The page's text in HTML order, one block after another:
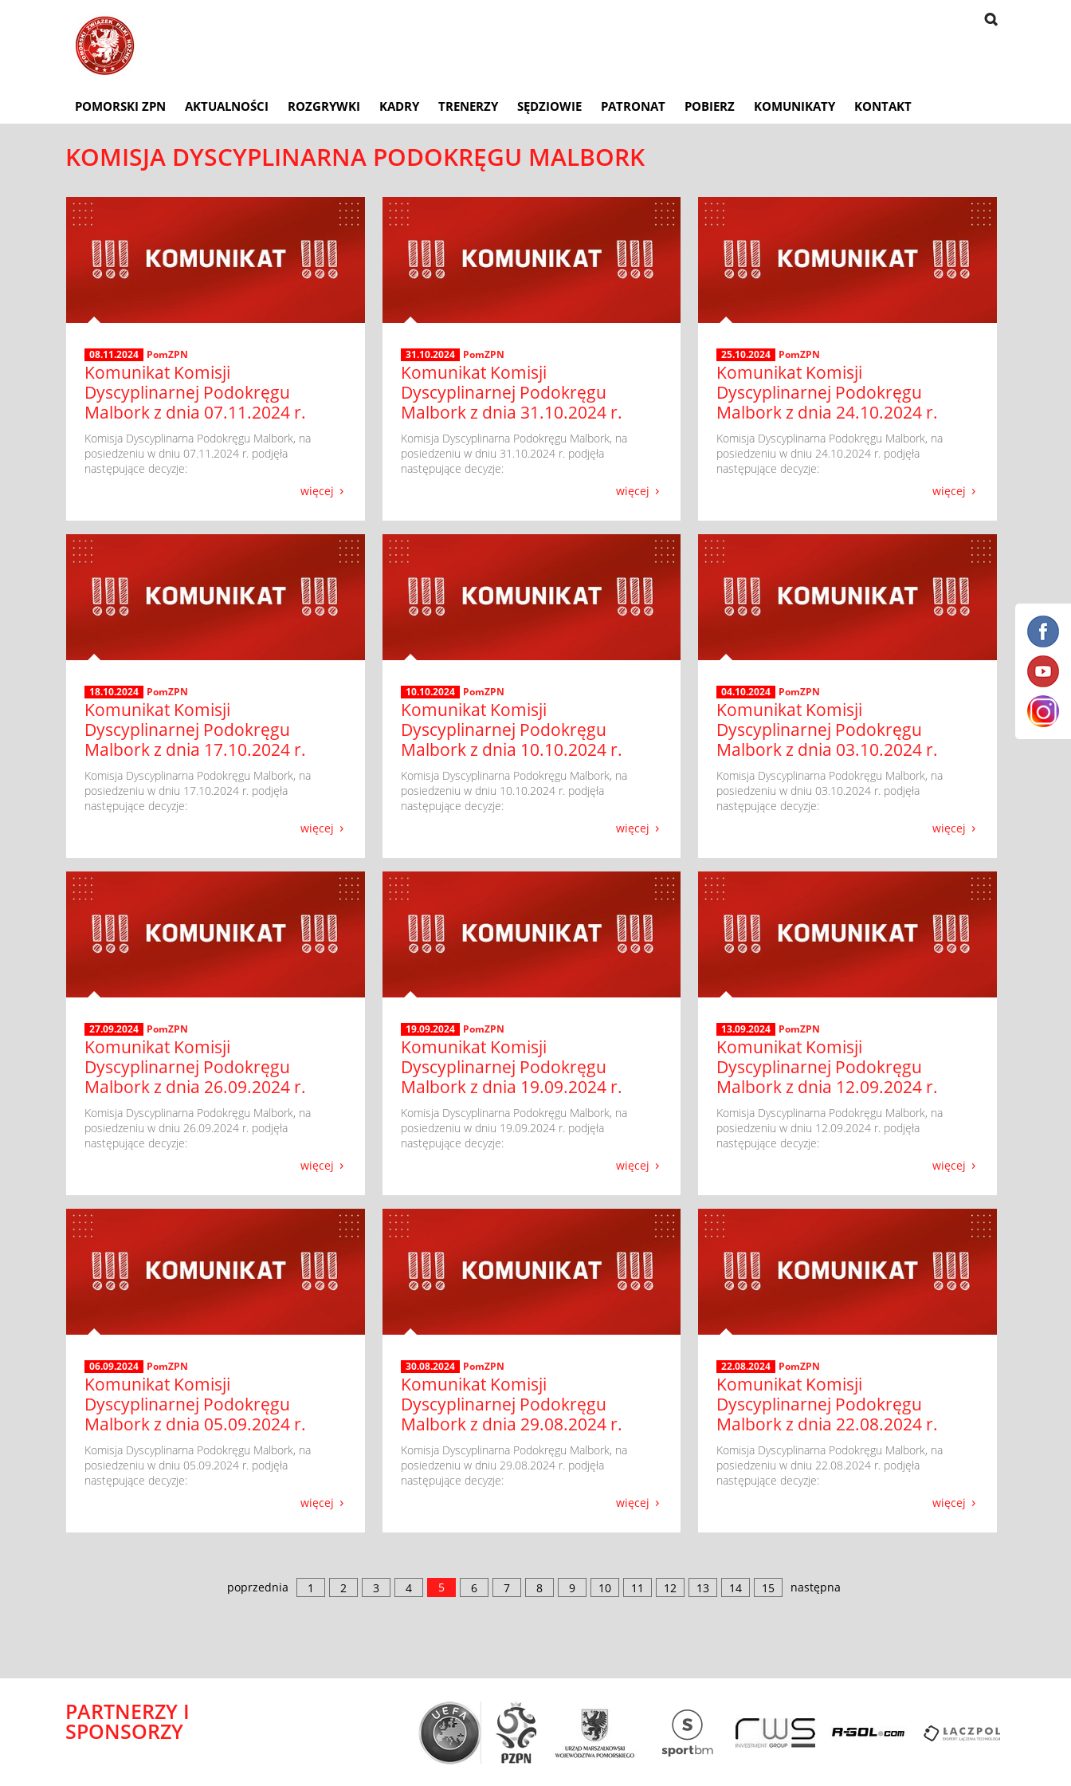
POMORSKI ZPN AKTUALNOŚCI ROZGRYWKI KADRY TRENERZY SĘDZIOWIE PATRONAT POBIERZ KOMUNIKATY KONTAKT
KOMISJA DYSCYPLINARNA PODOKRĘGU MALBORK
08.11.2024 PomZPN
Komunikat Komisji
Dyscyplinarnej Podokręgu
Malbork z dnia 07.11.2024 r.
​ Komisja Dyscyplinarna Podokręgu Malbork, na
posiedzeniu w dniu 07.11.2024 r. podjęła
następujące decyzje:
więcej
31.10.2024 PomZPN
Komunikat Komisji
Dyscyplinarnej Podokręgu
Malbork z dnia 31.10.2024 r.
​ Komisja Dyscyplinarna Podokręgu Malbork, na
posiedzeniu w dniu 31.10.2024 r. podjęła
następujące decyzje:
więcej
25.10.2024 PomZPN
Komunikat Komisji
Dyscyplinarnej Podokręgu
Malbork z dnia 24.10.2024 r.
​ Komisja Dyscyplinarna Podokręgu Malbork, na
posiedzeniu w dniu 24.10.2024 r. podjęła
następujące decyzje:
więcej
18.10.2024 PomZPN
Komunikat Komisji
Dyscyplinarnej Podokręgu
Malbork z dnia 17.10.2024 r.
​ Komisja Dyscyplinarna Podokręgu Malbork, na
posiedzeniu w dniu 17.10.2024 r. podjęła
następujące decyzje:
więcej
10.10.2024 PomZPN
Komunikat Komisji
Dyscyplinarnej Podokręgu
Malbork z dnia 10.10.2024 r.
​ Komisja Dyscyplinarna Podokręgu Malbork, na
posiedzeniu w dniu 10.10.2024 r. podjęła
następujące decyzje:
więcej
04.10.2024 PomZPN
Komunikat Komisji
Dyscyplinarnej Podokręgu
Malbork z dnia 03.10.2024 r.
​ Komisja Dyscyplinarna Podokręgu Malbork, na
posiedzeniu w dniu 03.10.2024 r. podjęła
następujące decyzje:
więcej
27.09.2024 PomZPN
Komunikat Komisji
Dyscyplinarnej Podokręgu
Malbork z dnia 26.09.2024 r.
​ Komisja Dyscyplinarna Podokręgu Malbork, na
posiedzeniu w dniu 26.09.2024 r. podjęła
następujące decyzje:
więcej
19.09.2024 PomZPN
Komunikat Komisji
Dyscyplinarnej Podokręgu
Malbork z dnia 19.09.2024 r.
​ Komisja Dyscyplinarna Podokręgu Malbork, na
posiedzeniu w dniu 19.09.2024 r. podjęła
następujące decyzje:
więcej
13.09.2024 PomZPN
Komunikat Komisji
Dyscyplinarnej Podokręgu
Malbork z dnia 12.09.2024 r.
​ Komisja Dyscyplinarna Podokręgu Malbork, na
posiedzeniu w dniu 12.09.2024 r. podjęła
następujące decyzje:
więcej
06.09.2024 PomZPN
Komunikat Komisji
Dyscyplinarnej Podokręgu
Malbork z dnia 05.09.2024 r.
​ Komisja Dyscyplinarna Podokręgu Malbork, na
posiedzeniu w dniu 05.09.2024 r. podjęła
następujące decyzje:
więcej
30.08.2024 PomZPN
Komunikat Komisji
Dyscyplinarnej Podokręgu
Malbork z dnia 29.08.2024 r.
​ Komisja Dyscyplinarna Podokręgu Malbork, na
posiedzeniu w dniu 29.08.2024 r. podjęła
następujące decyzje:
więcej
22.08.2024 PomZPN
Komunikat Komisji
Dyscyplinarnej Podokręgu
Malbork z dnia 22.08.2024 r.
​ Komisja Dyscyplinarna Podokręgu Malbork, na
posiedzeniu w dniu 22.08.2024 r. podjęła
następujące decyzje:
więcej
poprzednia 1 2 3 4 5 6 7 8 9 10 11 12 13 14 15 następna
PARTNERZY I
SPONSORZY